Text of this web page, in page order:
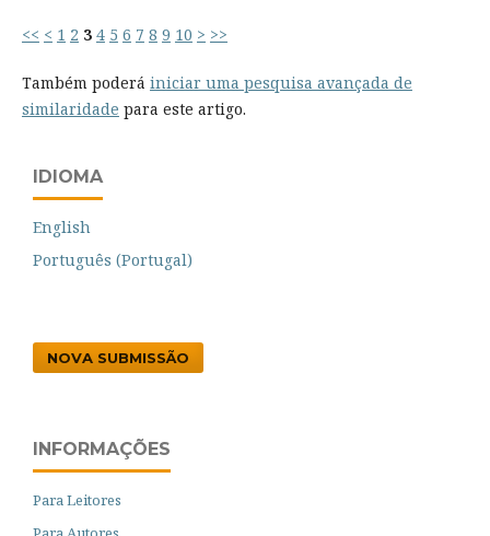
<< < 1 2 3 4 5 6 7 8 9 10 > >>
Também poderá iniciar uma pesquisa avançada de
similaridade para este artigo.
IDIOMA
English
Português (Portugal)
NOVA SUBMISSÃO
INFORMAÇÕES
Para Leitores